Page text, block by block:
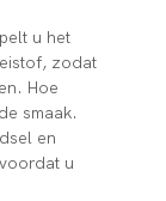
u het
zodat
Hoe
smaak.
en
u